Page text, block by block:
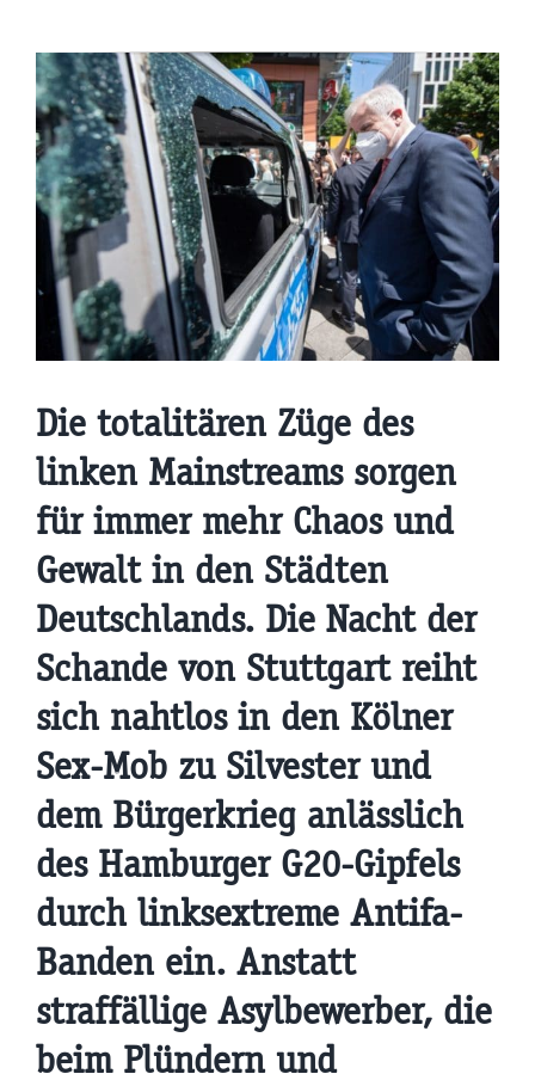
Die totalitären Züge des
linken Mainstreams sorgen
für immer mehr Chaos und
Gewalt in den Städten
Deutschlands. Die Nacht der
Schande von Stuttgart reiht
sich nahtlos in den Kölner
Sex-Mob zu Silvester und
dem Bürgerkrieg anlässlich
des Hamburger G20-Gipfels
durch linksextreme Antifa-
Banden ein. Anstatt
straffällige Asylbewerber, die
beim Plündern und